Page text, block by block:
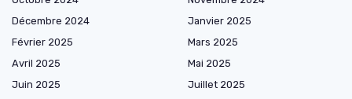
Décembre 2024
Janvier 2025
Février 2025
Mars 2025
Avril 2025
Mai 2025
Juin 2025
Juillet 2025